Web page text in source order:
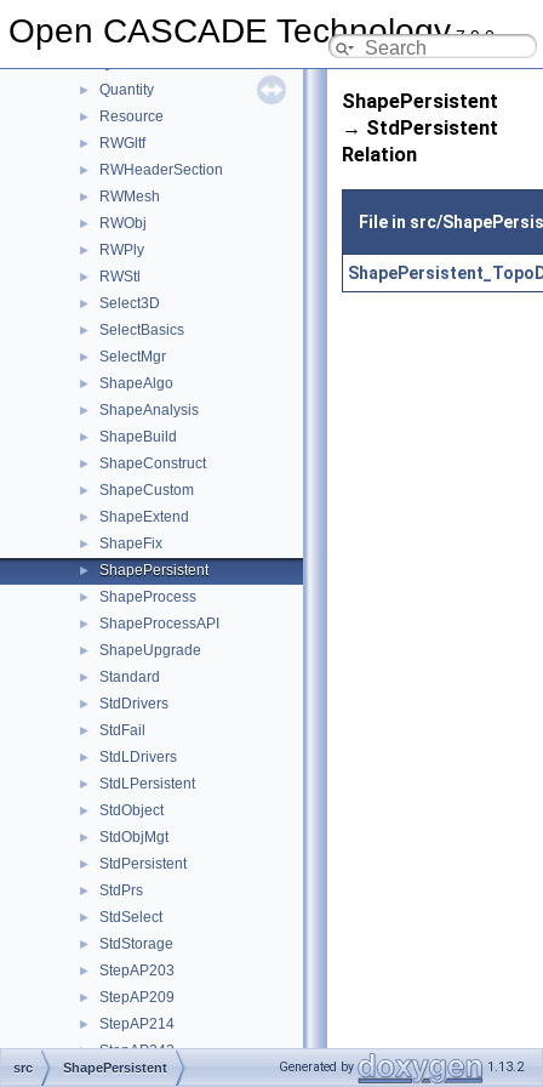
Open CASCADE Technology7.9.0
QADraw
► Quantity
► Resource
► RWGltf
► RWHeaderSection
► RWMesh
► RWObj
► RWPly
► RWStl
► Select3D
► SelectBasics
► SelectMgr
► ShapeAlgo
► ShapeAnalysis
► ShapeBuild
► ShapeConstruct
► ShapeCustom
► ShapeExtend
► ShapeFix
► ShapePersistent
► ShapeProcess
► ShapeProcessAPI
► ShapeUpgrade
► Standard
► StdDrivers
► StdFail
► StdLDrivers
► StdLPersistent
► StdObject
► StdObjMgt
► StdPersistent
► StdPrs
► StdSelect
► StdStorage
► StepAP203
► StepAP209
► StepAP214
► StepAP242
► StepBasic
ShapePersistent
→ StdPersistent
Relation
File in src/
src ShapePersistent Generated by 1.13.2